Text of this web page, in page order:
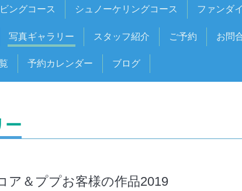
ングコース シュノーケリングコース ファンダ
写真ギャラリー スタッフ紹介 ご予約 お問
予約カレンダー ブログ
ー
ア＆ププお客様の作品2019